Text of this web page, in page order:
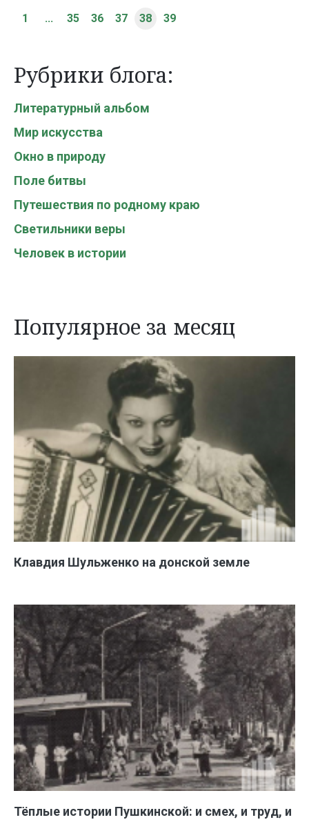
1 ... 35 36 37 38 39
Рубрики блога:
Литературный альбом
Мир искусства
Окно в природу
Поле битвы
Путешествия по родному краю
Светильники веры
Человек в истории
Популярное за месяц
Клавдия Шульженко на донской земле
Тёплые истории Пушкинской: и смех, и труд, и